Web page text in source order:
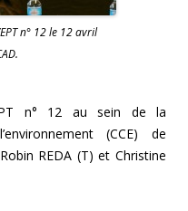
n° 12 le 12 avril
n° 12 au sein de la
l’environnement (CCE) de
Robin REDA (T) etChristine